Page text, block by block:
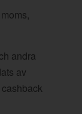
andra
av